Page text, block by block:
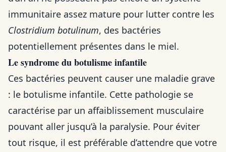
immunitaire assez mature pour lutter contre les
Clostridium botulinum, des bactéries
potentiellement présentes dans le miel.
Le syndrome du botulisme infantile
Ces bactéries peuvent causer une maladie grave
: le botulisme infantile. Cette pathologie se
caractérise par un affaiblissement musculaire
pouvant aller jusqu’à la paralysie. Pour éviter
tout risque, il est préférable d’attendre que votre